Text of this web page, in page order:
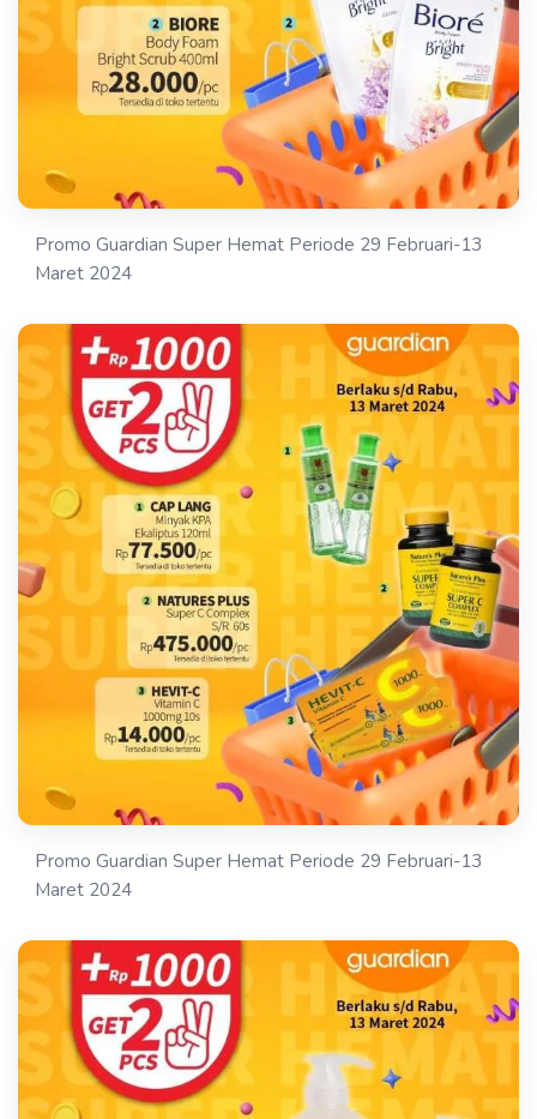
Promo Guardian Super Hemat Periode 29 Februari-13
Maret 2024
Promo Guardian Super Hemat Periode 29 Februari-13
Maret 2024